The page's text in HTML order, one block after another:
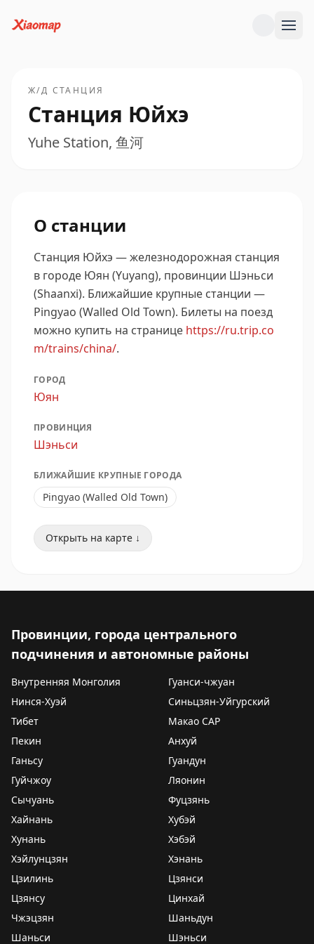
Ж/Д СТАНЦИЯ
Станция Юйхэ
Yuhe Station, 鱼河
О станции
Станция Юйхэ — железнодорожная станция
в городе Юян (Yuyang), провинции Шэньси
(Shaanxi). Ближайшие крупные станции —
Pingyao (Walled Old Town). Билеты на поезд
можно купить на странице https://ru.trip.co
m/trains/china/.
ГОРОД
Юян
ПРОВИНЦИЯ
Шэньси
БЛИЖАЙШИЕ КРУПНЫЕ ГОРОДА
Pingyao (Walled Old Town)
Открыть на карте ↓
Провинции, города центрального
подчинения и автономные районы
Внутренняя Монголия
Гуанси-чжуан
Нинся-Хуэй
Синьцзян-Уйгурский
Тибет
Макао САР
Пекин
Анхуй
Ганьсу
Гуандун
Гуйчжоу
Ляонин
Сычуань
Фуцзянь
Хайнань
Хубэй
Хунань
Хэбэй
Хэйлунцзян
Хэнань
Цзилинь
Цзянси
Цзянсу
Цинхай
Чжэцзян
Шаньдун
Шаньси
Шэньси